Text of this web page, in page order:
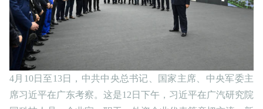
4月10日至13日，中共中央总书记、国家主席、中央军委主
席习近平在广东考察。这是12日下午，习近平在广汽研究院